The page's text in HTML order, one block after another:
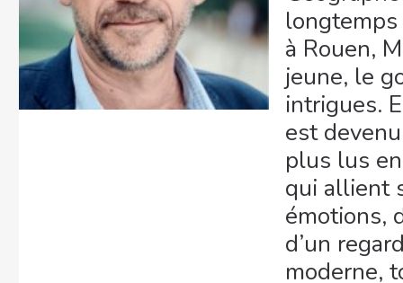
longtemps
à Rouen,
jeune, le
intrigues.
est
plus lus
qui allient
émotions,
d’un
moderne,